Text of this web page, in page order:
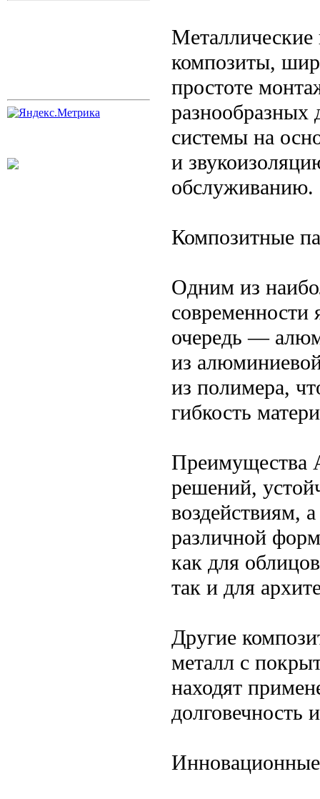
композиты,
простоте
системы на
и
обслуживанию.
Композитные
Одним из
современности
очередь —
из
из полимера,
гибкость
Преимущества
решений,
воздействиям,
различной
как для
так и для
Другие
металл с
находят
долговечность